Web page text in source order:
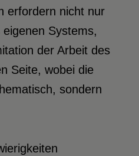
erfordern nicht nur
Systems,
der Arbeit des
Seite, wobei die
sondern